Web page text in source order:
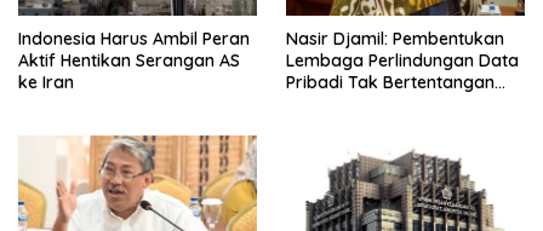
Indonesia Harus Ambil Peran
Aktif Hentikan Serangan AS
ke Iran
Nasir Djamil: Pembentukan
Lembaga Perlindungan Data
Pribadi Tak Bertentangan